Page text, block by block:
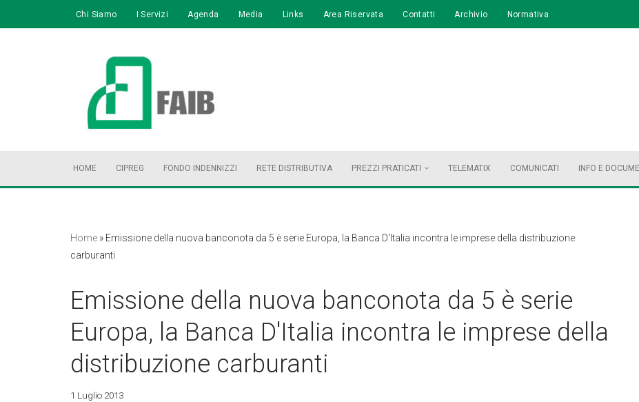
Chi Siamo I Servizi Agenda Media Links Area Riservata Contatti Archivio Normativa
HOME CIPREG FONDO INDENNIZZI RETE DISTRIBUTIVA PREZZI PRATICATI TELEMATIX COMUNICATI INFO E
Home » Emissione della nuova banconota da 5 è serie Europa, la Banca D'Italia incontra le imprese della distribuzione
carburanti
Emissione della nuova banconota da 5 è serie
Europa, la Banca D'Italia incontra le imprese della
distribuzione carburanti
1 Luglio 2013